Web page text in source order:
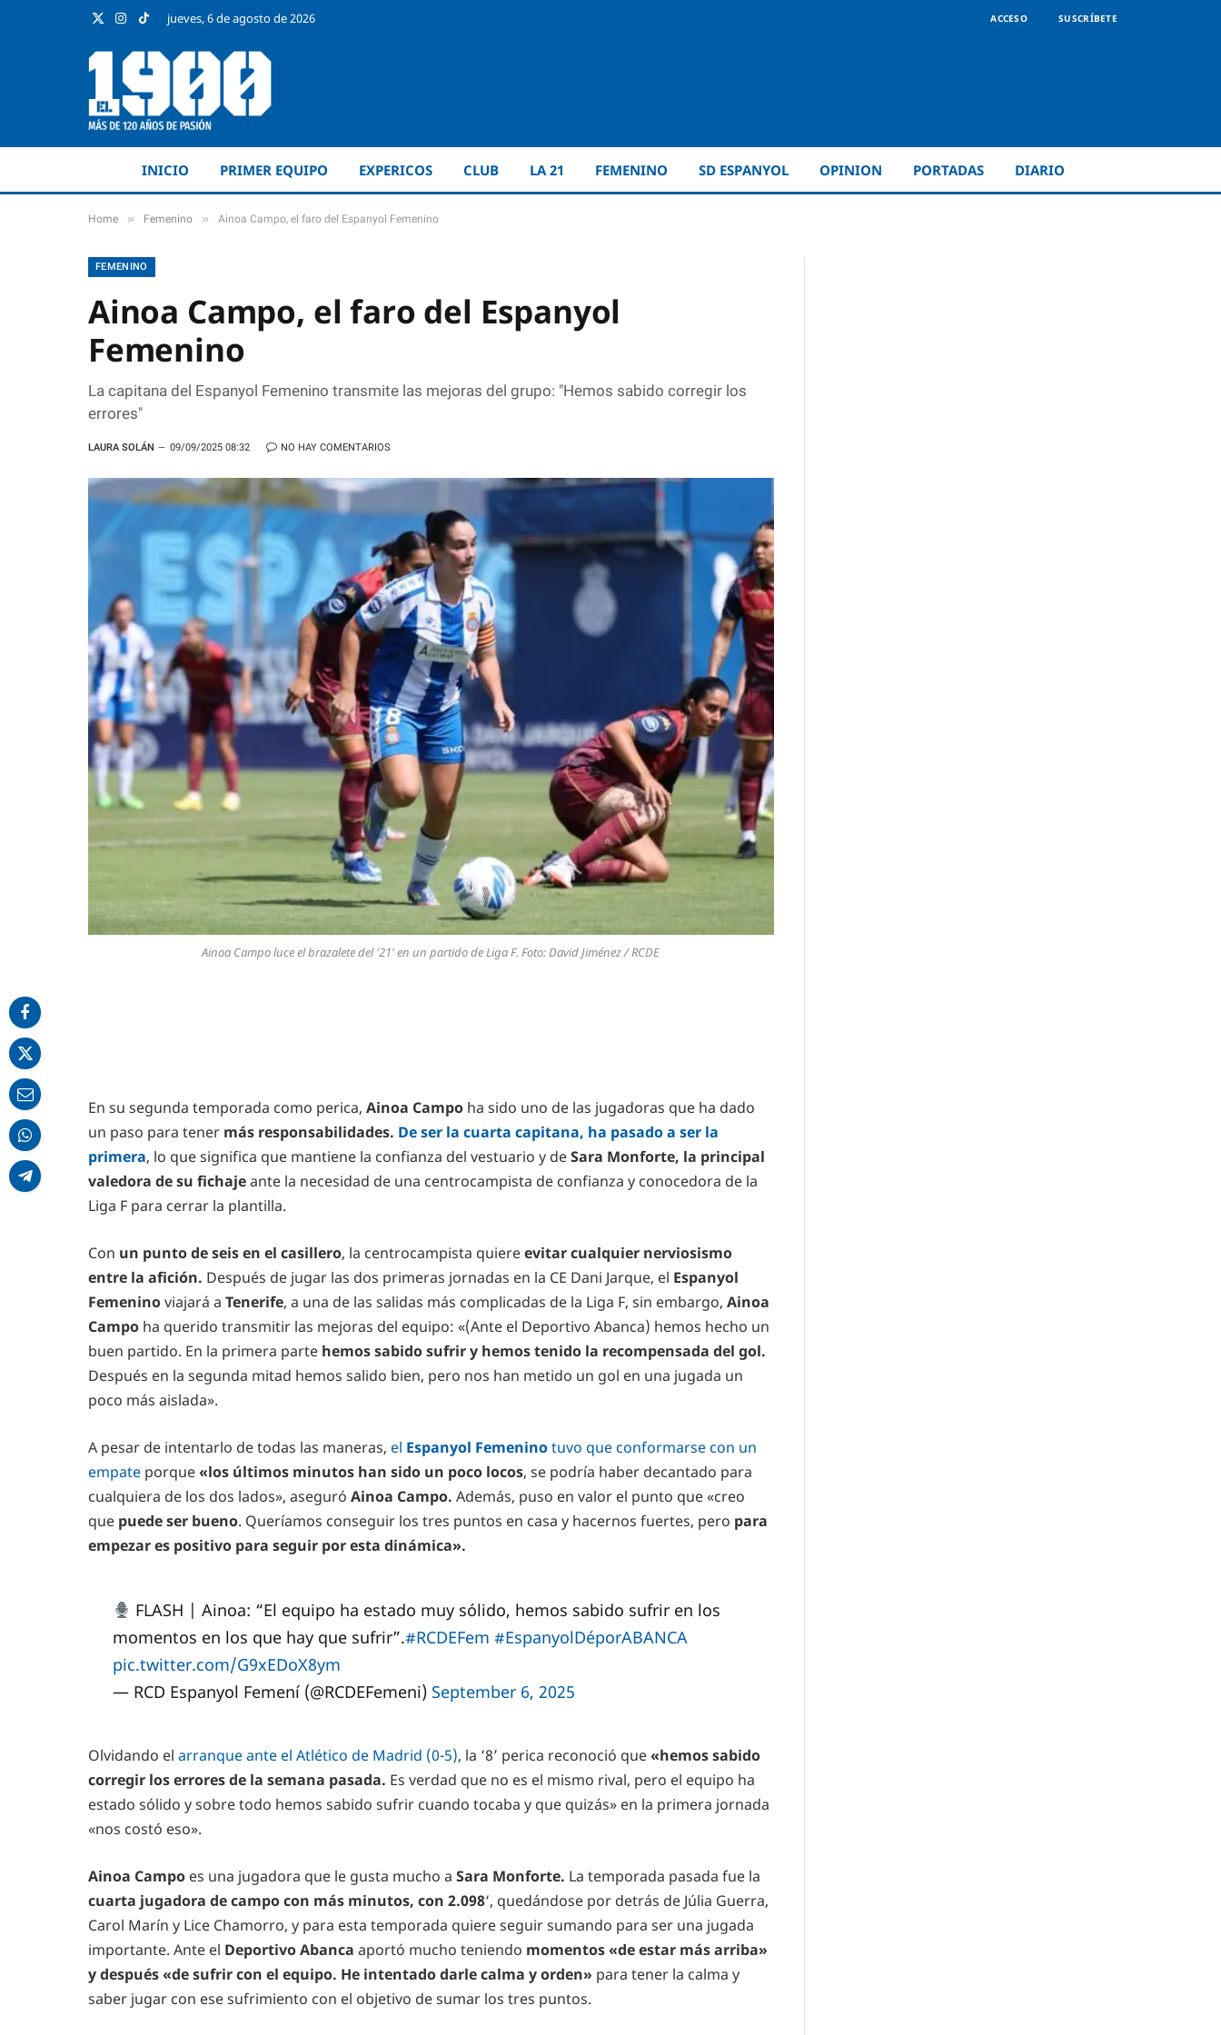
X
Instagram
TikTokjueves, 6 de agosto de 2026 ACCESO SUSCRÍBETE
INICIO PRIMER EQUIPO EXPERICOS CLUB LA 21 FEMENINO SD ESPANYOL OPINION PORTADAS DIARIO
Home » Femenino » Ainoa Campo, el faro del Espanyol Femenino
FEMENINO
Ainoa Campo, el faro del Espanyol
Femenino
La capitana del Espanyol Femenino transmite las mejoras del grupo: "Hemos sabido corregir los
errores"
LAURA SOLÁN 09/09/2025 08:32 NO HAY COMENTARIOS
Ainoa Campo luce el brazalete del '21' en un partido de Liga F. Foto: David Jiménez / RCDE
En su segunda temporada como perica, Ainoa Campo ha sido uno de las jugadoras que ha dado
un paso para tener más responsabilidades. De ser la cuarta capitana, ha pasado a ser la
primera, lo que significa que mantiene la confianza del vestuario y deSara Monforte, la principal
valedora de su fichajeante la necesidad de una centrocampista de confianza y conocedora de la
Liga F para cerrar la plantilla.
Con un punto de seis en el casillero, la centrocampista quiereevitar cualquier nerviosismo
entre la afición. Después de jugar las dos primeras jornadas en la CE Dani Jarque, el Espanyol
Femeninoviajará a Tenerife, a una de las salidas más complicadas de la Liga F, sin embargo, Ainoa
Campo ha querido transmitir las mejoras del equipo: «(Ante el Deportivo Abanca) hemos hecho un
buen partido. En la primera parte hemos sabido sufrir y hemos tenido la recompensada del gol.
Después en la segunda mitad hemos salido bien, pero nos han metido un gol en una jugada un
poco más aislada».
A pesar de intentarlo de todas las maneras, el Espanyol Femeninotuvo que conformarse con un
empate porque«los últimos minutos han sido un poco locos, se podría haber decantado para
cualquiera de los dos lados», aseguró Ainoa Campo. Además, puso en valor el punto que «creo
que puede ser bueno. Queríamos conseguir los tres puntos en casa y hacernos fuertes, pero para
empezar es positivo para seguir por esta dinámica».
FLASH | Ainoa: “El equipo ha estado muy sólido, hemos sabido sufrir en los
momentos en los que hay que sufrir”.#RCDEFem #EspanyolDéporABANCA
pic.twitter.com/G9xEDoX8ym
— RCD Espanyol Femení (@RCDEFemeni) September 6, 2025
Olvidando el arranque ante el Atlético de Madrid (0-5), la ‘8’ perica reconoció que«hemos sabido
corregir los errores de la semana pasada. Es verdad que no es el mismo rival, pero el equipo ha
estado sólido y sobre todo hemos sabido sufrir cuando tocaba y que quizás» en la primera jornada
«nos costó eso».
Ainoa Campo es una jugadora que le gusta mucho a Sara Monforte. La temporada pasada fue la
cuarta jugadora de campo con más minutos, con 2.098‘, quedándose por detrás de Júlia Guerra,
Carol Marín y Lice Chamorro, y para esta temporada quiere seguir sumando para ser una jugada
importante. Ante el Deportivo Abanca aportó mucho teniendo momentos «de estar más arriba»
y después «de sufrir con el equipo. He intentado darle calma y orden» para tener la calma y
saber jugar con ese sufrimiento con el objetivo de sumar los tres puntos.